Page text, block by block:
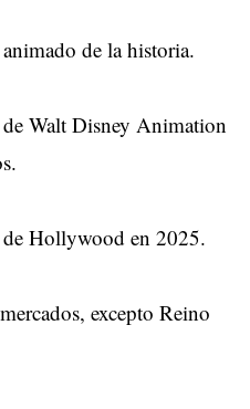
de la historia.
Walt Disney Animation
Hollywood en 2025.
excepto Reino